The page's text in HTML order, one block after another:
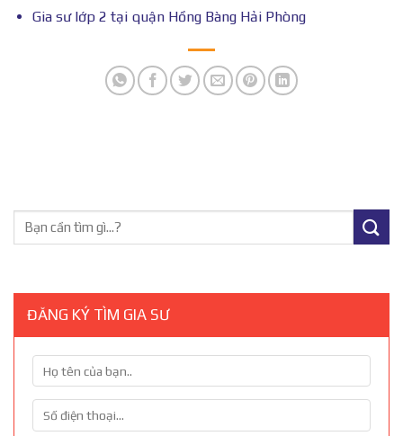
Gia sư lớp 2 tại quận Hồng Bàng Hải Phòng
ĐĂNG KÝ TÌM GIA SƯ